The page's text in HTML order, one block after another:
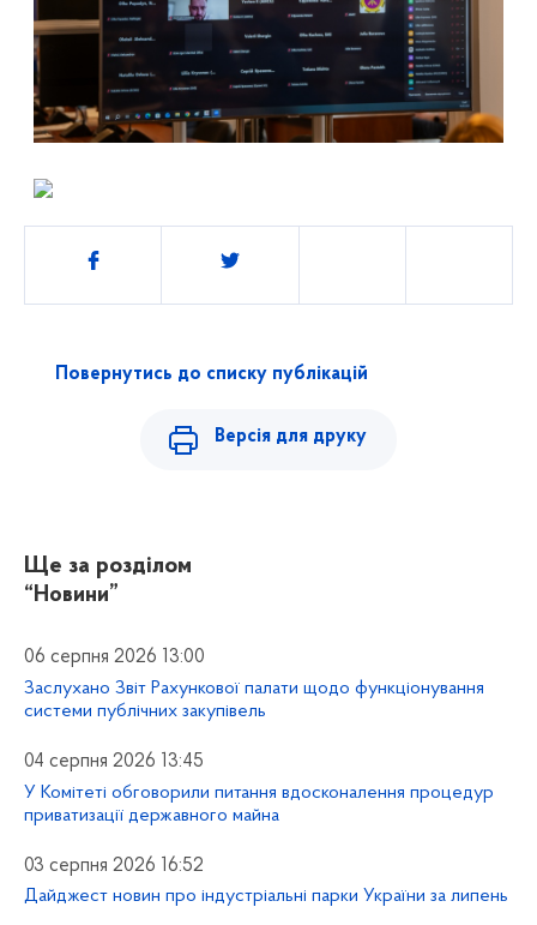
Поділитись
Повернутись до списку публікацій
Версія для друку
Ще за розділом
“Новини”
06 серпня 2026 13:00
Заслухано Звіт Рахункової палати щодо функціонування
системи публічних закупівель
04 серпня 2026 13:45
У Комітеті обговорили питання вдосконалення процедур
приватизації державного майна
03 серпня 2026 16:52
Дайджест новин про індустріальні парки України за липень